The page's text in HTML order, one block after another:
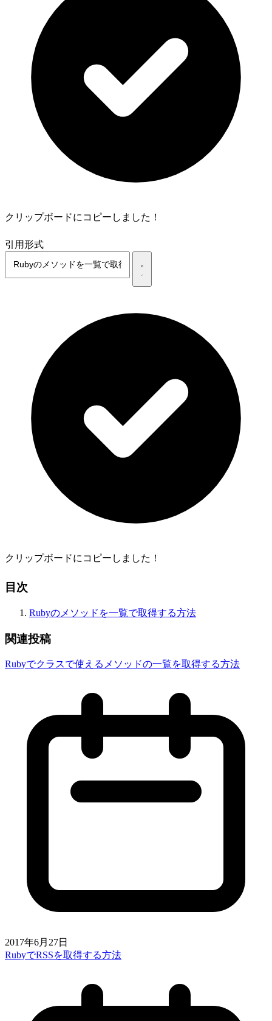
クリップボードにコピーしました！
引用形式
クリップボードにコピーしました！
目次
Rubyのメソッドを一覧で取得する方法
関連投稿
Rubyでクラスで使えるメソッドの一覧を取得する方法
2017年6月27日
RubyでRSSを取得する方法